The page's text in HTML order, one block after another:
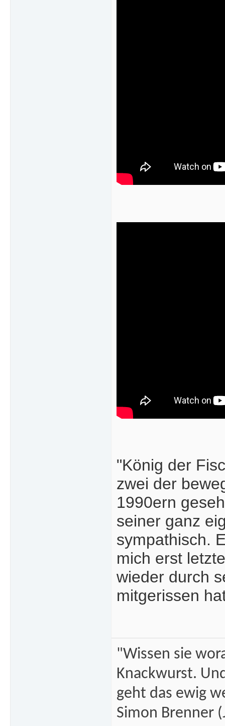
"König der
zwei der
1990ern
seiner ganz
sympathisch.
mich erst
wieder durch
mitgerissen
"Wissen sie
Knackwurst.
geht das ewig
Simon Brenner